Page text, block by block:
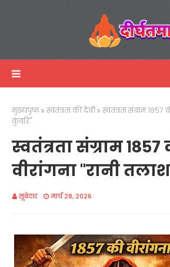
मुख्यपृष्ठ स्वतंत्रता की देवी
स्वतंत्रता संग्राम १८५७
कुंवरि"
स्वतंत्रता संग्राम १८५७
वीरांगना "रानी
सूबेदार मार्च 28, 2026